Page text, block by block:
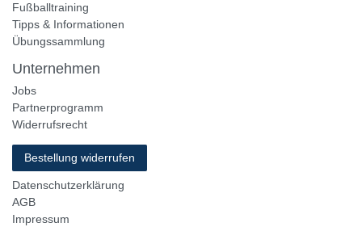
Fußballtraining
Tipps & Informationen
Übungssammlung
Unternehmen
Jobs
Partnerprogramm
Widerrufsrecht
Bestellung widerrufen
Datenschutzerklärung
AGB
Impressum